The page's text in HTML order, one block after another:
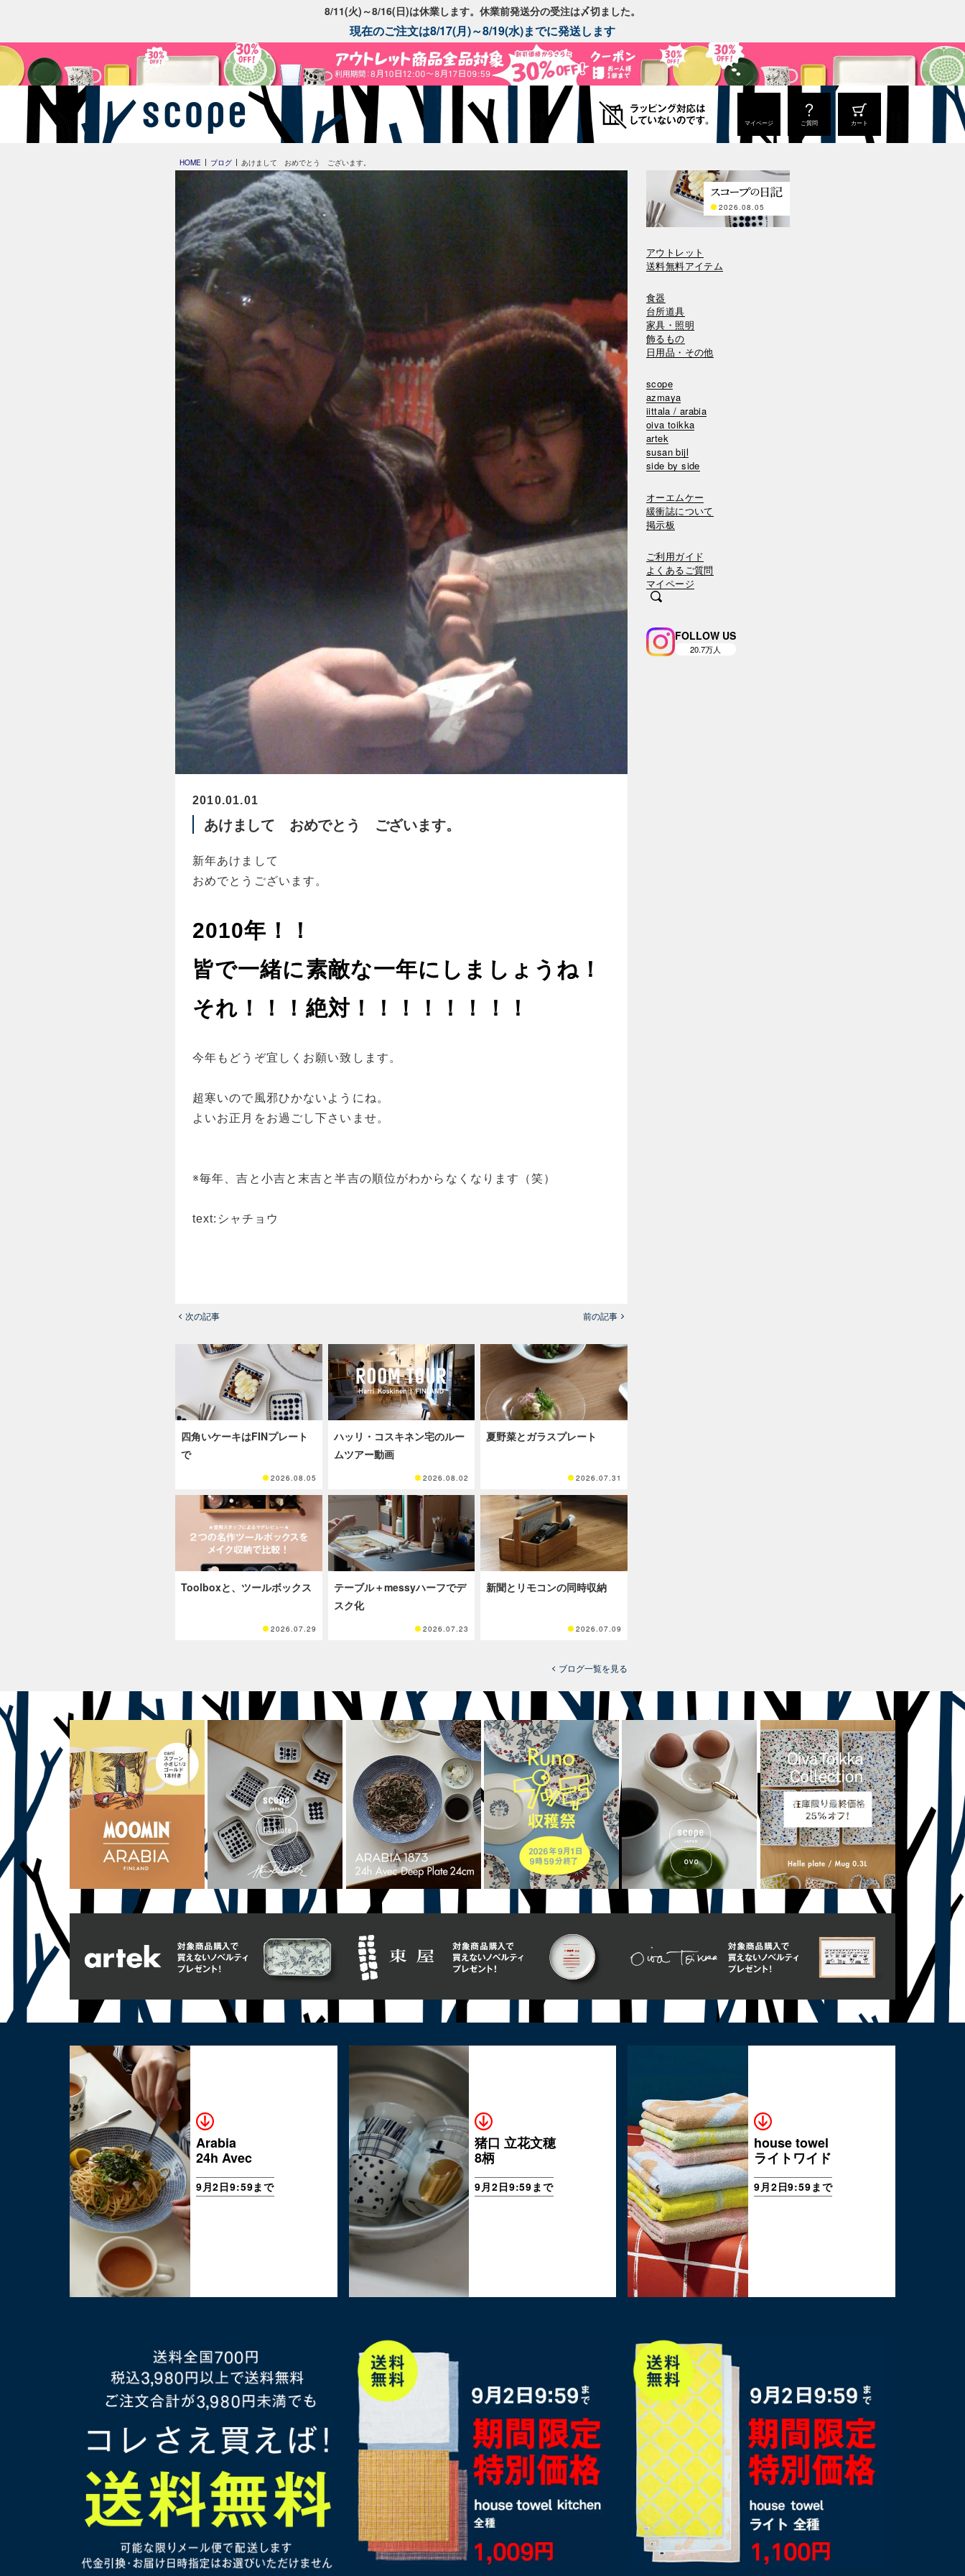
8/11(火)～8/16(日)は休業します。休業前発送分の受注は〆切ました。
現在のご注文は8/17(月)～8/19(水)までに発送します
マイページ ご質問 カート
HOME ブログ あけまして おめでとう ございます。
2010.01.01
あけまして おめでとう ございます。
新年あけまして
おめでとうございます。
2010年！！
皆で一緒に素敵な一年にしましょうね！
それ！！！絶対！！！！！！！！
今年もどうぞ宜しくお願い致します。
超寒いので風邪ひかないようにね。
よいお正月をお過ごし下さいませ。
※毎年、吉と小吉と末吉と半吉の順位がわからなくなります（笑）
text:シャチョウ
次の記事 前の記事
四角いケーキはFINプレート
で
2026.08.05
ハッリ・コスキネン宅のルー
ムツアー動画
2026.08.02
夏野菜とガラスプレート
2026.07.31
Toolboxと、ツールボックス
2026.07.29
テーブル＋messyハーフでデ
スク化
2026.07.23
新聞とリモコンの同時収納
2026.07.09
ブログ一覧を見る
2026.08.05
アウトレット
送料無料アイテム
食器
台所道具
家具・照明
飾るもの
日用品・その他
scope
azmaya
iittala / arabia
oiva toikka
artek
susan bijl
side by side
オーエムケー
緩衝誌について
掲示板
ご利用ガイド
よくあるご質問
マイページ
FOLLOW US
Arabia
24h Avec
9月2日9:59まで
猪口 立花文穂
8柄
9月2日9:59まで
house towel
ライトワイド
9月2日9:59まで